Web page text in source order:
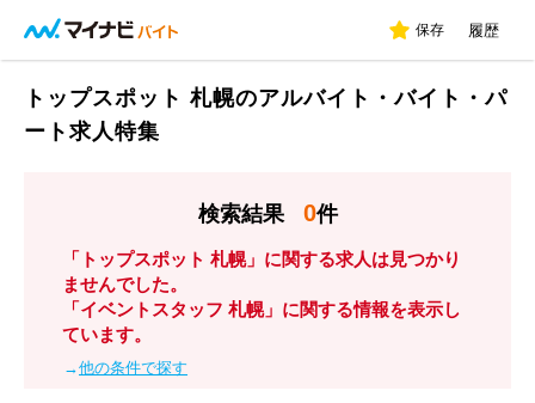
保存 履歴
トップスポット 札幌のアルバイト・バイト・パ
ート求人特集
検索結果 0件
「トップスポット 札幌」に関する求人は見つかり
ませんでした。
「イベントスタッフ 札幌」に関する情報を表示し
ています。
→他の条件で探す